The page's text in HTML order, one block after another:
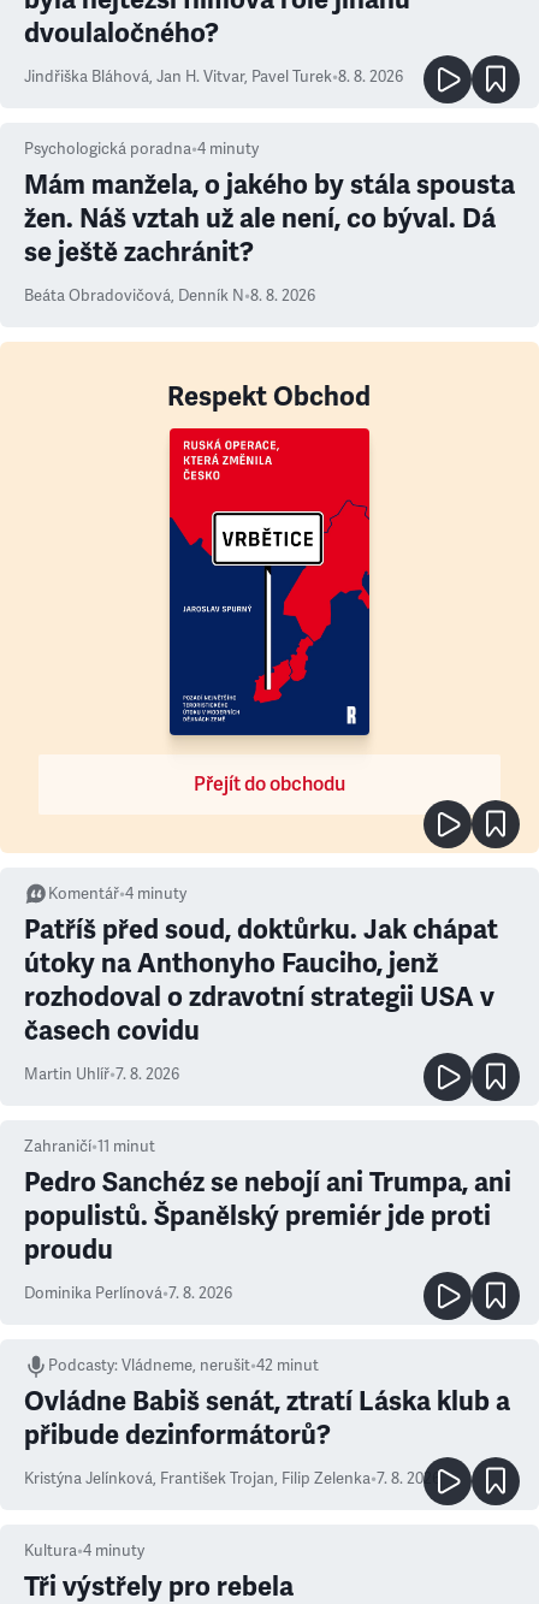
dvoulaločného?
Jindřiška Bláhová, Jan H. Vitvar, Pavel Turek•8. 8. 2026
Psychologická poradna•4 minuty
Mám manžela, o jakého by stála spousta
žen. Náš vztah už ale není, co býval. Dá
se ještě zachránit?
Beáta Obradovičová, Denník N•8. 8. 2026
Respekt Obchod
Přejít do obchodu
Komentář•4 minuty
Patříš před soud, doktůrku. Jak chápat
útoky na Anthonyho Fauciho, jenž
rozhodoval o zdravotní strategii USA v
časech covidu
Martin Uhlíř•7. 8. 2026
Zahraničí•11 minut
Pedro Sanchéz se nebojí ani Trumpa, ani
populistů. Španělský premiér jde proti
proudu
Dominika Perlínová•7. 8. 2026
Podcasty:Vládneme, nerušit•42 minut
Ovládne Babiš senát, ztratí Láska klub a
přibude dezinformátorů?
Kristýna Jelínková, František Trojan, Filip Zelenka•7. 8. 2026
Kultura•4 minuty
Tři výstřely pro rebela